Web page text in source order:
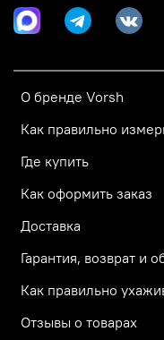
О бренде Vorsh
Как правильно
Где купить
Как оформить заказ
Доставка
Гарантия, возврат и
Как правильно
Отзывы о товарах